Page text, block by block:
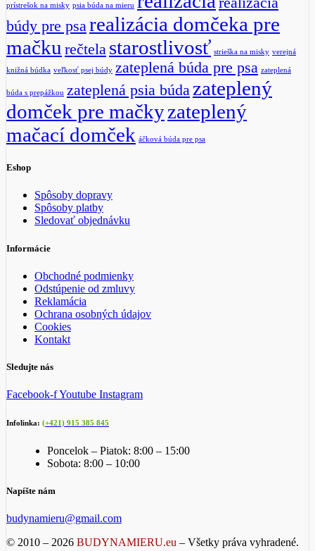
prístrešok na misky psia búda na mieru
búdy pre psarealizácia domčeka pre
mačku rečtela starostlivosť strieška na misky verejná
knižná búdka veľkosť psej búdy zateplená búda pre psa zateplená
búda s prepážkou zateplená psia búda zateplený
domček pre mačkyzateplený
mačací domček áčková búda pre psa
Eshop
Spôsoby dopravy
Spôsoby platby
Sledovať objednávku
Informácie
Obchodné podmienky
Odstúpenie od zmluvy
Reklamácia
Ochrana osobných údajov
Cookies
Kontakt
Sledujte nás
Facebook-fYoutube Instagram
Infolinka: (+421) 915 385 845
Poncelok – Piatok: 8:00 – 15:00
Sobota: 8:00 – 10:00
Napíšte nám
budynamieru@gmail.com
© 2010 – 2026 BUDYNAMIERU.eu – Všetky práva vyhradené.